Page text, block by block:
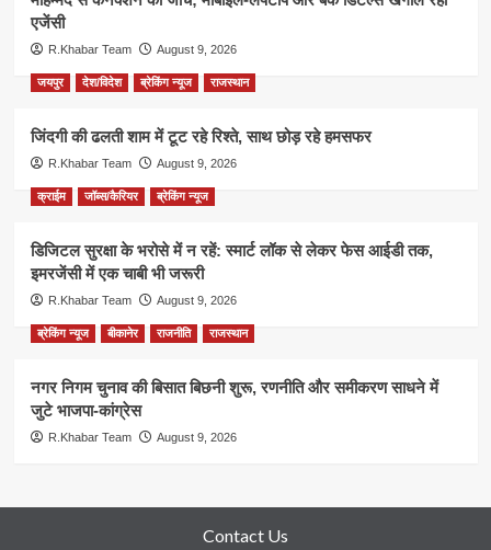
एजेंसी
R.Khabar Team August 9, 2026
जयपुर देश/विदेश ब्रेकिंग न्यूज राजस्थान
जिंदगी की ढलती शाम में टूट रहे रिश्ते, साथ छोड़ रहे हमसफर
R.Khabar Team August 9, 2026
क्राईम जॉब्स/कैरियर ब्रेकिंग न्यूज
डिजिटल सुरक्षा के भरोसे में न रहें: स्मार्ट लॉक से लेकर फेस आईडी तक,
इमरजेंसी में एक चाबी भी जरूरी
R.Khabar Team August 9, 2026
ब्रेकिंग न्यूज बीकानेर राजनीति राजस्थान
नगर निगम चुनाव की बिसात बिछनी शुरू, रणनीति और समीकरण साधने में
जुटे भाजपा-कांग्रेस
R.Khabar Team August 9, 2026
Contact Us